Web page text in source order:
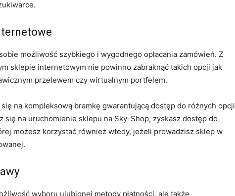
możliwość szybkiego i wygodnego opłacania zamówień. Z
sklepie internetowym nie powinno zabraknąć takich opcji jak
przelewem czy wirtualnym portfelem.
na kompleksową bramkę gwarantującą dostęp do różnych opcji
się na uruchomienie sklepu na Sky-Shop, zyskasz dostęp do
możesz korzystać również wtedy, jeżeli prowadzisz sklep w
wyboru ulubionej metody płatności, ale także